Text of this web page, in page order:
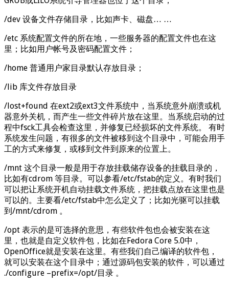
/dev 设备文件存储目录，比如声卡、磁盘… …
/etc 系统配置文件的所在地，一些服务器的配置文件也在这
里；比如用户帐号及密码配置文件；
/home 普通用户家目录默认存放目录；
/lib 库文件存放目录
/lost+found 在ext2或ext3文件系统中，当系统意外崩溃或机
器意外关机，而产生一些文件碎片放在这里。当系统启动的过
程中fsck工具会检查这里，并修复已经损坏的文件系统。 有时
系统发生问题，有很多的文件被移到这个目录中，可能会用手
工的方式来修复，或移到文件到原来的位置上。
/mnt 这个目录一般是用于存放挂载储存设备的挂载目录的，
比如有cdrom 等目录。可以参看/etc/fstab的定义。有时我们
可以把让系统开机自动挂载文件系统，把挂载点放在这里也是
可以的。主要看/etc/fstab中怎么定义了；比如光驱可以挂载
到/mnt/cdrom 。
/opt 表示的是可选择的意思，有些软件包也会被安装在这
里，也就是自定义软件包，比如在Fedora Core 5.0中，
OpenOffice就是安装在这里。有些我们自己编译的软件包，
就可以安装在这个目录中；通过源码包安装的软件，可以通过
./configure –prefix=/opt/目录 。